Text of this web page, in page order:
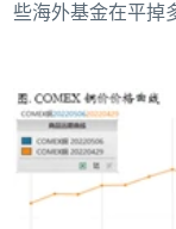
些海外基金在平掉